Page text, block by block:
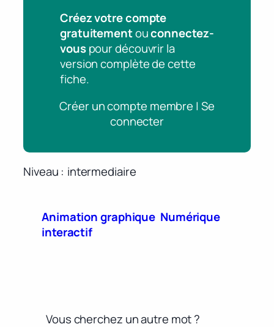
Créez votre compte
gratuitementouconnectez-
vouspour découvrir la
version complète de cette
fiche.
Créer un compte membre | Se
connecter
Niveau intermediaire
Animation graphique Numérique
interactif
Vous cherchez un autre mot ?